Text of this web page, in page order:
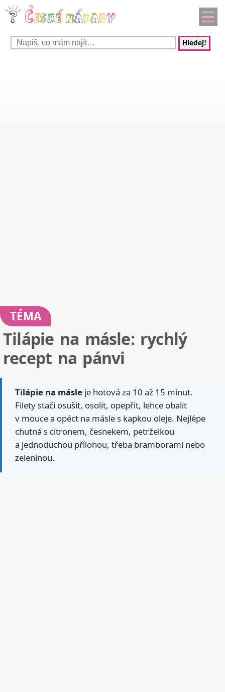
Hledej!
TÉMA
Tilápie na másle: rychlý
recept na pánvi
Tilápie na másle je hotová za 10 až 15 minut.
Filety stačí osušit, osolit, opepřit, lehce obalit
v mouce a opéct na másle s kapkou oleje. Nejlépe
chutná s citronem, česnekem, petrželkou
a jednoduchou přílohou, třeba bramborami nebo
zeleninou.